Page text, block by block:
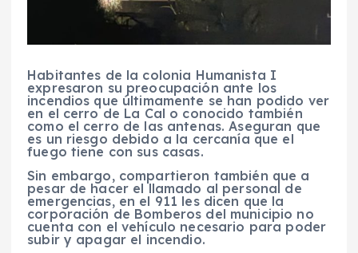
Habitantes de la colonia Humanista I
expresaron su preocupación ante los
incendios que últimamente se han podido ver
en el cerro de La Cal o conocido también
como el cerro de las antenas. Aseguran que
es un riesgo debido a la cercanía que el
fuego tiene con sus casas.
Sin embargo, compartieron también que a
pesar de hacer el llamado al personal de
emergencias, en el 911 les dicen que la
corporación de Bomberos del municipio no
cuenta con el vehículo necesario para poder
subir y apagar el incendio.